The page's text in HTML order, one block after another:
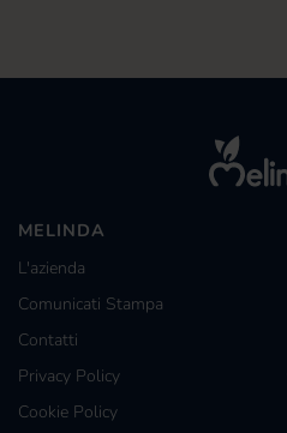
MELINDA
L'azienda
Comunicati Stampa
Contatti
Privacy Policy
Cookie Policy